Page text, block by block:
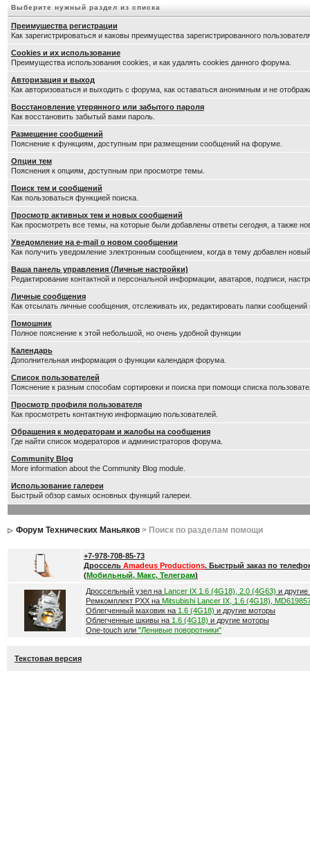
Выберите нужный раздел из списка
Преимущества регистрации
Как зарегистрироваться и каковы преимущества зарегистрированного
Cookies и их использование
Преимущества использования cookies, и как удалять cookies данного форума.
Авторизация и выход
Как авторизоваться и выходить с форума, как оставаться анонимным и не
Восстановление утерянного или забытого пароля
Как восстановить забытый вами пароль.
Размещение сообщений
Пояснение к функциям, доступным при размещении сообщений на форуме.
Опции тем
Пояснения к опциям, доступным при просмотре темы.
Поиск тем и сообщений
Как пользоваться функцией поиска.
Просмотр активных тем и новых сообщений
Как просмотреть все темы, на которые были добавлены ответы сегодня, а также
Уведомление на е-mail о новом сообщении
Как получить уведомление электронным сообщением, когда в тему добавлен новый
Ваша панель управления (Личные настройки)
Редактирование контактной и персональной информации, аватаров, подписи,
Личные сообщения
Как отсылать личные сообщения, отслеживать их, редактировать папки
Помошник
Полное пояснение к этой небольшой, но очень удобной функции
Календарь
Дополнительная информация о функции календаря форума.
Список пользователей
Пояснение к разным способам сортировки и поиска при помощи списка
Просмотр профиля пользователя
Как просмотреть контактную информацию пользователей.
Обращения к модераторам и жалобы на сообщения
Где найти список модераторов и администраторов форума.
Community Blog
More information about the Community Blog module.
Использование галереи
Быстрый обзор самых основных функций галереи.
Форум Технических Маньяков> Поиск по разделам помощи
+7-978-708-85-73
Дроссель Amadeus Productions. Быстрый заказ по
(Мобильный, Макс, Телеграм)
Дроссельный узел на Lancer IX 1.6 (4G18), 2.0 (4G63) и
Ремкомплект РХХ на Mitsubishi Lancer IX, 1.6 (4G18),
Облегченный маховик на 1.6 (4G18) и другие моторы
Облегченные шкивы на 1.6 (4G18) и другие моторы
One-touch или "Ленивые поворотники"
Текстовая версия